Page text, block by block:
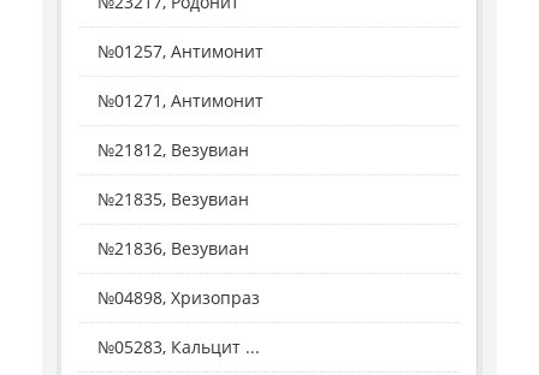
№01257, Антимонит
№01271, Антимонит
№21812, Везувиан
№21835, Везувиан
№21836, Везувиан
№04898, Хризопраз
№05283, Кальцит ...